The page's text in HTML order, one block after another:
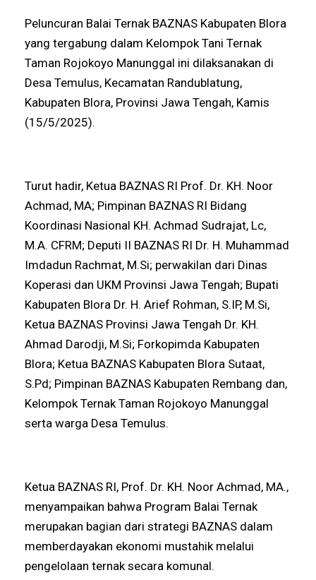
Peluncuran Balai Ternak BAZNAS Kabupaten Blora
yang tergabung dalam Kelompok Tani Ternak
Taman Rojokoyo Manunggal ini dilaksanakan di
Desa Temulus, Kecamatan Randublatung,
Kabupaten Blora, Provinsi Jawa Tengah, Kamis
(15/5/2025).
Turut hadir, Ketua BAZNAS RI Prof. Dr. KH. Noor
Achmad, MA; Pimpinan BAZNAS RI Bidang
Koordinasi Nasional KH. Achmad Sudrajat, Lc,
M.A. CFRM; Deputi II BAZNAS RI Dr. H. Muhammad
Imdadun Rachmat, M.Si; perwakilan dari Dinas
Koperasi dan UKM Provinsi Jawa Tengah; Bupati
Kabupaten Blora Dr. H. Arief Rohman, S.IP, M.Si,
Ketua BAZNAS Provinsi Jawa Tengah Dr. KH.
Ahmad Darodji, M.Si; Forkopimda Kabupaten
Blora; Ketua BAZNAS Kabupaten Blora Sutaat,
S.Pd; Pimpinan BAZNAS Kabupaten Rembang dan,
Kelompok Ternak Taman Rojokoyo Manunggal
serta warga Desa Temulus.
Ketua BAZNAS RI, Prof. Dr. KH. Noor Achmad, MA.,
menyampaikan bahwa Program Balai Ternak
merupakan bagian dari strategi BAZNAS dalam
memberdayakan ekonomi mustahik melalui
pengelolaan ternak secara komunal.